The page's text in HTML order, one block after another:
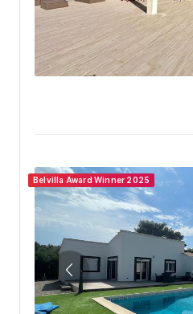
Belvilla Award Winner 2025